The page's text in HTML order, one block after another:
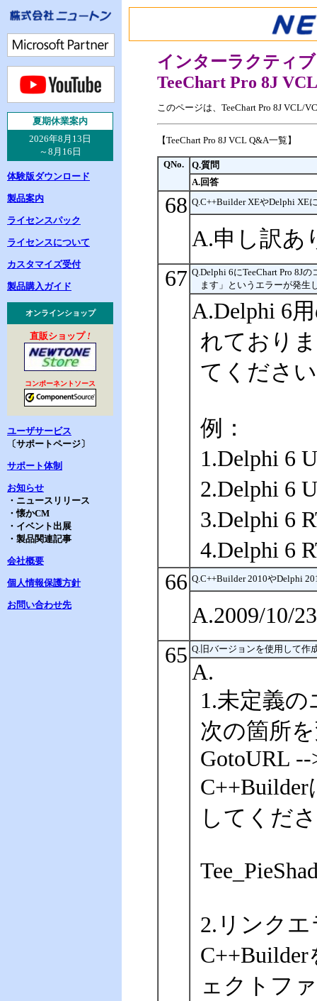
夏期休業案内
2026年8月13日
～8月16日
体験版ダウンロード
製品案内
ライセンスパック
ライセンスについて
カスタマイズ受付
製品購入ガイド
オンラインショップ
直販ショップ!
コンポーネントソース
ユーザサービス
〔サポートページ〕
サポート体制
お知らせ
・ニュースリリース
・懐かCM
・イベント出展
・製品関連記事
会社概要
個人情報保護方針
お問い合わせ先
インターラクティ
TeeChart Pro 8J VCL
このページは、TeeChart Pro 8J VCL/
【TeeChart Pro 8J VCL Q&A一覧】
QNo.
Q.質問
A.回答
68 Q.C++Builder XEやDelphi XE
A.申し訳あ
67 Q.Delphi 6にTeeChart Pro 8J
ます」というエラーが発生
A.Delphi 6
れており
てくださ
例：
1.Delphi 6
2.Delphi 6
3.Delphi 6
4.Delphi 6
66 Q.C++Builder 2010やDelphi
A.2009/10/
65 Q.旧バージョンを使用して作
A.
1.未定義の
次の箇所
GotoURL
C++Builder
してくだ
2.リンクエ
ェクトフ